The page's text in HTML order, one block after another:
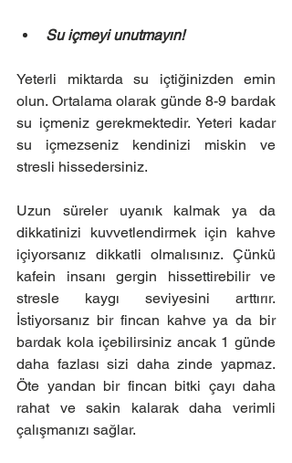
Su içmeyi unutmayın!
Yeterli miktarda su içtiğinizden emin
olun. Ortalama olarak günde 8-9 bardak
su içmeniz gerekmektedir. Yeteri kadar
su içmezseniz kendinizi miskin ve
stresli hissedersiniz.
Uzun süreler uyanık kalmak ya da
dikkatinizi kuvvetlendirmek için kahve
içiyorsanız dikkatli olmalısınız. Çünkü
kafein insanı gergin hissettirebilir ve
stresle kaygı seviyesini arttırır.
İstiyorsanız bir fincan kahve ya da bir
bardak kola içebilirsiniz ancak 1 günde
daha fazlası sizi daha zinde yapmaz.
Öte yandan bir fincan bitki çayı daha
rahat ve sakin kalarak daha verimli
çalışmanızı sağlar.